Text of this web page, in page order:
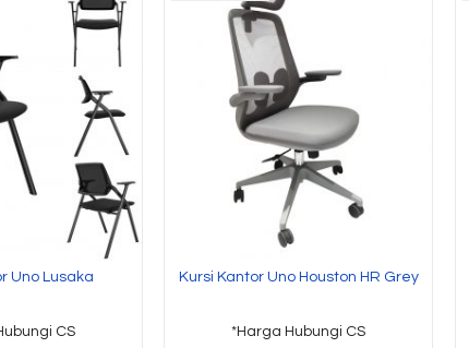
Uno Lusaka
CS
Kursi Kantor Uno Houston HR Grey
*Harga Hubungi CS
Kantor Uno UOD
( Che....
Hubungi CS
Ready Stock
*Harga Hubungi CS
Ready Stock